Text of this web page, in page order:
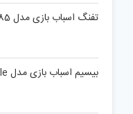
تفنگ اسباب بازی مدل XH085
بیسیم اسباب بازی مدل Portable